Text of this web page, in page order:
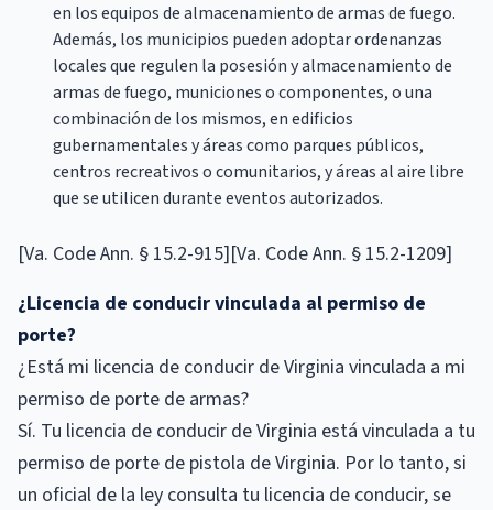
en los equipos de almacenamiento de armas de fuego.
Además, los municipios pueden adoptar ordenanzas
locales que regulen la posesión y almacenamiento de
armas de fuego, municiones o componentes, o una
combinación de los mismos, en edificios
gubernamentales y áreas como parques públicos,
centros recreativos o comunitarios, y áreas al aire libre
que se utilicen durante eventos autorizados.
[Va. Code Ann. § 15.2-915][Va. Code Ann. § 15.2-1209]
¿Licencia de conducir vinculada al permiso de
porte?
¿Está mi licencia de conducir de Virginia vinculada a mi
permiso de porte de armas?
Sí. Tu licencia de conducir de Virginia está vinculada a tu
permiso de porte de pistola de Virginia. Por lo tanto, si
un oficial de la ley consulta tu licencia de conducir, se